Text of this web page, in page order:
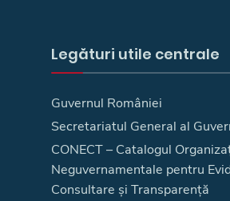
Legături utile centrale
Guvernul României
Secretariatul General al
CONECT – Catalogul
Neguvernamentale pentru
Consultare și Transparență